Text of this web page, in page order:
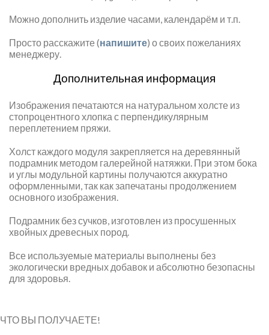
Можно дополнить изделие часами, календарём и т.п.
Просто расскажите (напишите) о своих пожеланиях
менеджеру.
Дополнительная информация
Изображения печатаются на натуральном холсте из
стопроцентного хлопка с перпендикулярным
переплетением пряжи.
Холст каждого модуля закрепляется на деревянный
подрамник методом галерейной натяжки. При этом бока
и углы модульной картины получаются аккуратно
оформленными, так как запечатаны продолжением
основного изображения.
Подрамник без сучков, изготовлен из просушенных
хвойных древесных пород.
Все используемые материалы выполнены без
экологически вредных добавок и абсолютно безопасны
для здоровья.
ЧТО ВЫ ПОЛУЧАЕТЕ!